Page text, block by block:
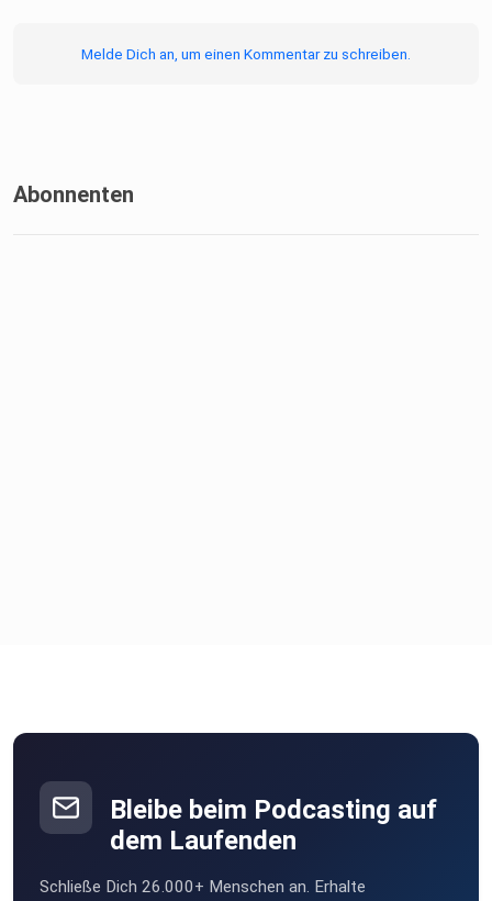
Melde Dich an, um einen Kommentar zu schreiben.
Abonnenten
Bleibe beim Podcasting auf
dem Laufenden
Schließe Dich 26.000+ Menschen an. Erhalte